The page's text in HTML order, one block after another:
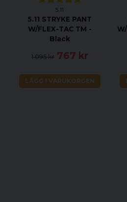
5.11
5.11 STRYKE PANT
W/FLEX-TAC TM -
Black
1 095 kr 767 kr
LÄGG I VARUKORGEN